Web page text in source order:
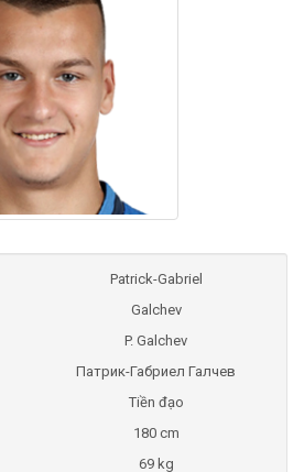
Patrick-Gabriel
Galchev
P. Galchev
Патрик-Габриел Галчев
Tiền đạo
180 cm
69 kg